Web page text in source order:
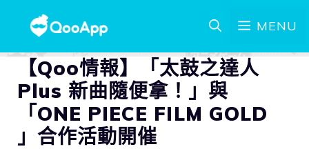
MENU
【Qoo情報】「太鼓之達人
Plus 新曲隨便拿！」與
「ONE PIECE FILM GOLD
」合作活動開催